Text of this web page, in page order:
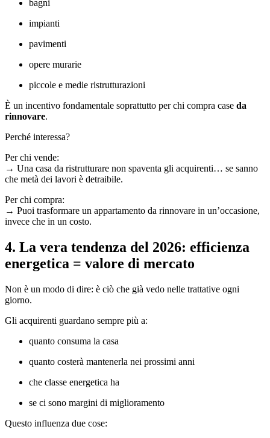
bagni
impianti
pavimenti
opere murarie
piccole e medie ristrutturazioni
È un incentivo fondamentale soprattutto per chi compra case da
rinnovare.
Perché interessa?
Per chi vende:
→ Una casa da ristrutturare non spaventa gli acquirenti… se sanno
che metà dei lavori è detraibile.
Per chi compra:
→ Puoi trasformare un appartamento da rinnovare in un’occasione,
invece che in un costo.
4. La vera tendenza del 2026: efficienza
energetica = valore di mercato
Non è un modo di dire: è ciò che già vedo nelle trattative ogni
giorno.
Gli acquirenti guardano sempre più a:
quanto consuma la casa
quanto costerà mantenerla nei prossimi anni
che classe energetica ha
se ci sono margini di miglioramento
Questo influenza due cose: